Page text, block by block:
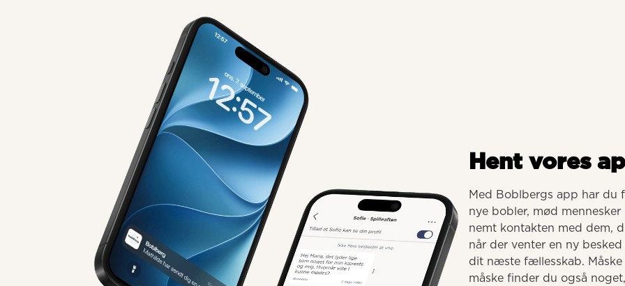
Hent vores
Med Boblbergs app har du
nye bobler, mød
nemt kontakten med dem,
når der venter en ny
dit næste fællesskab. Måske
måske finder du også